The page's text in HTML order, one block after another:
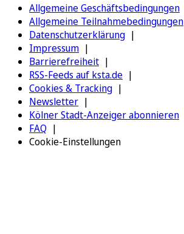
Allgemeine Geschäftsbedingungen
Allgemeine Teilnahmebedingungen
Datenschutzerklärung
Impressum
Barrierefreiheit
RSS-Feeds auf ksta.de
Cookies & Tracking
Newsletter
Kölner Stadt-Anzeiger abonnieren
FAQ
Cookie-Einstellungen